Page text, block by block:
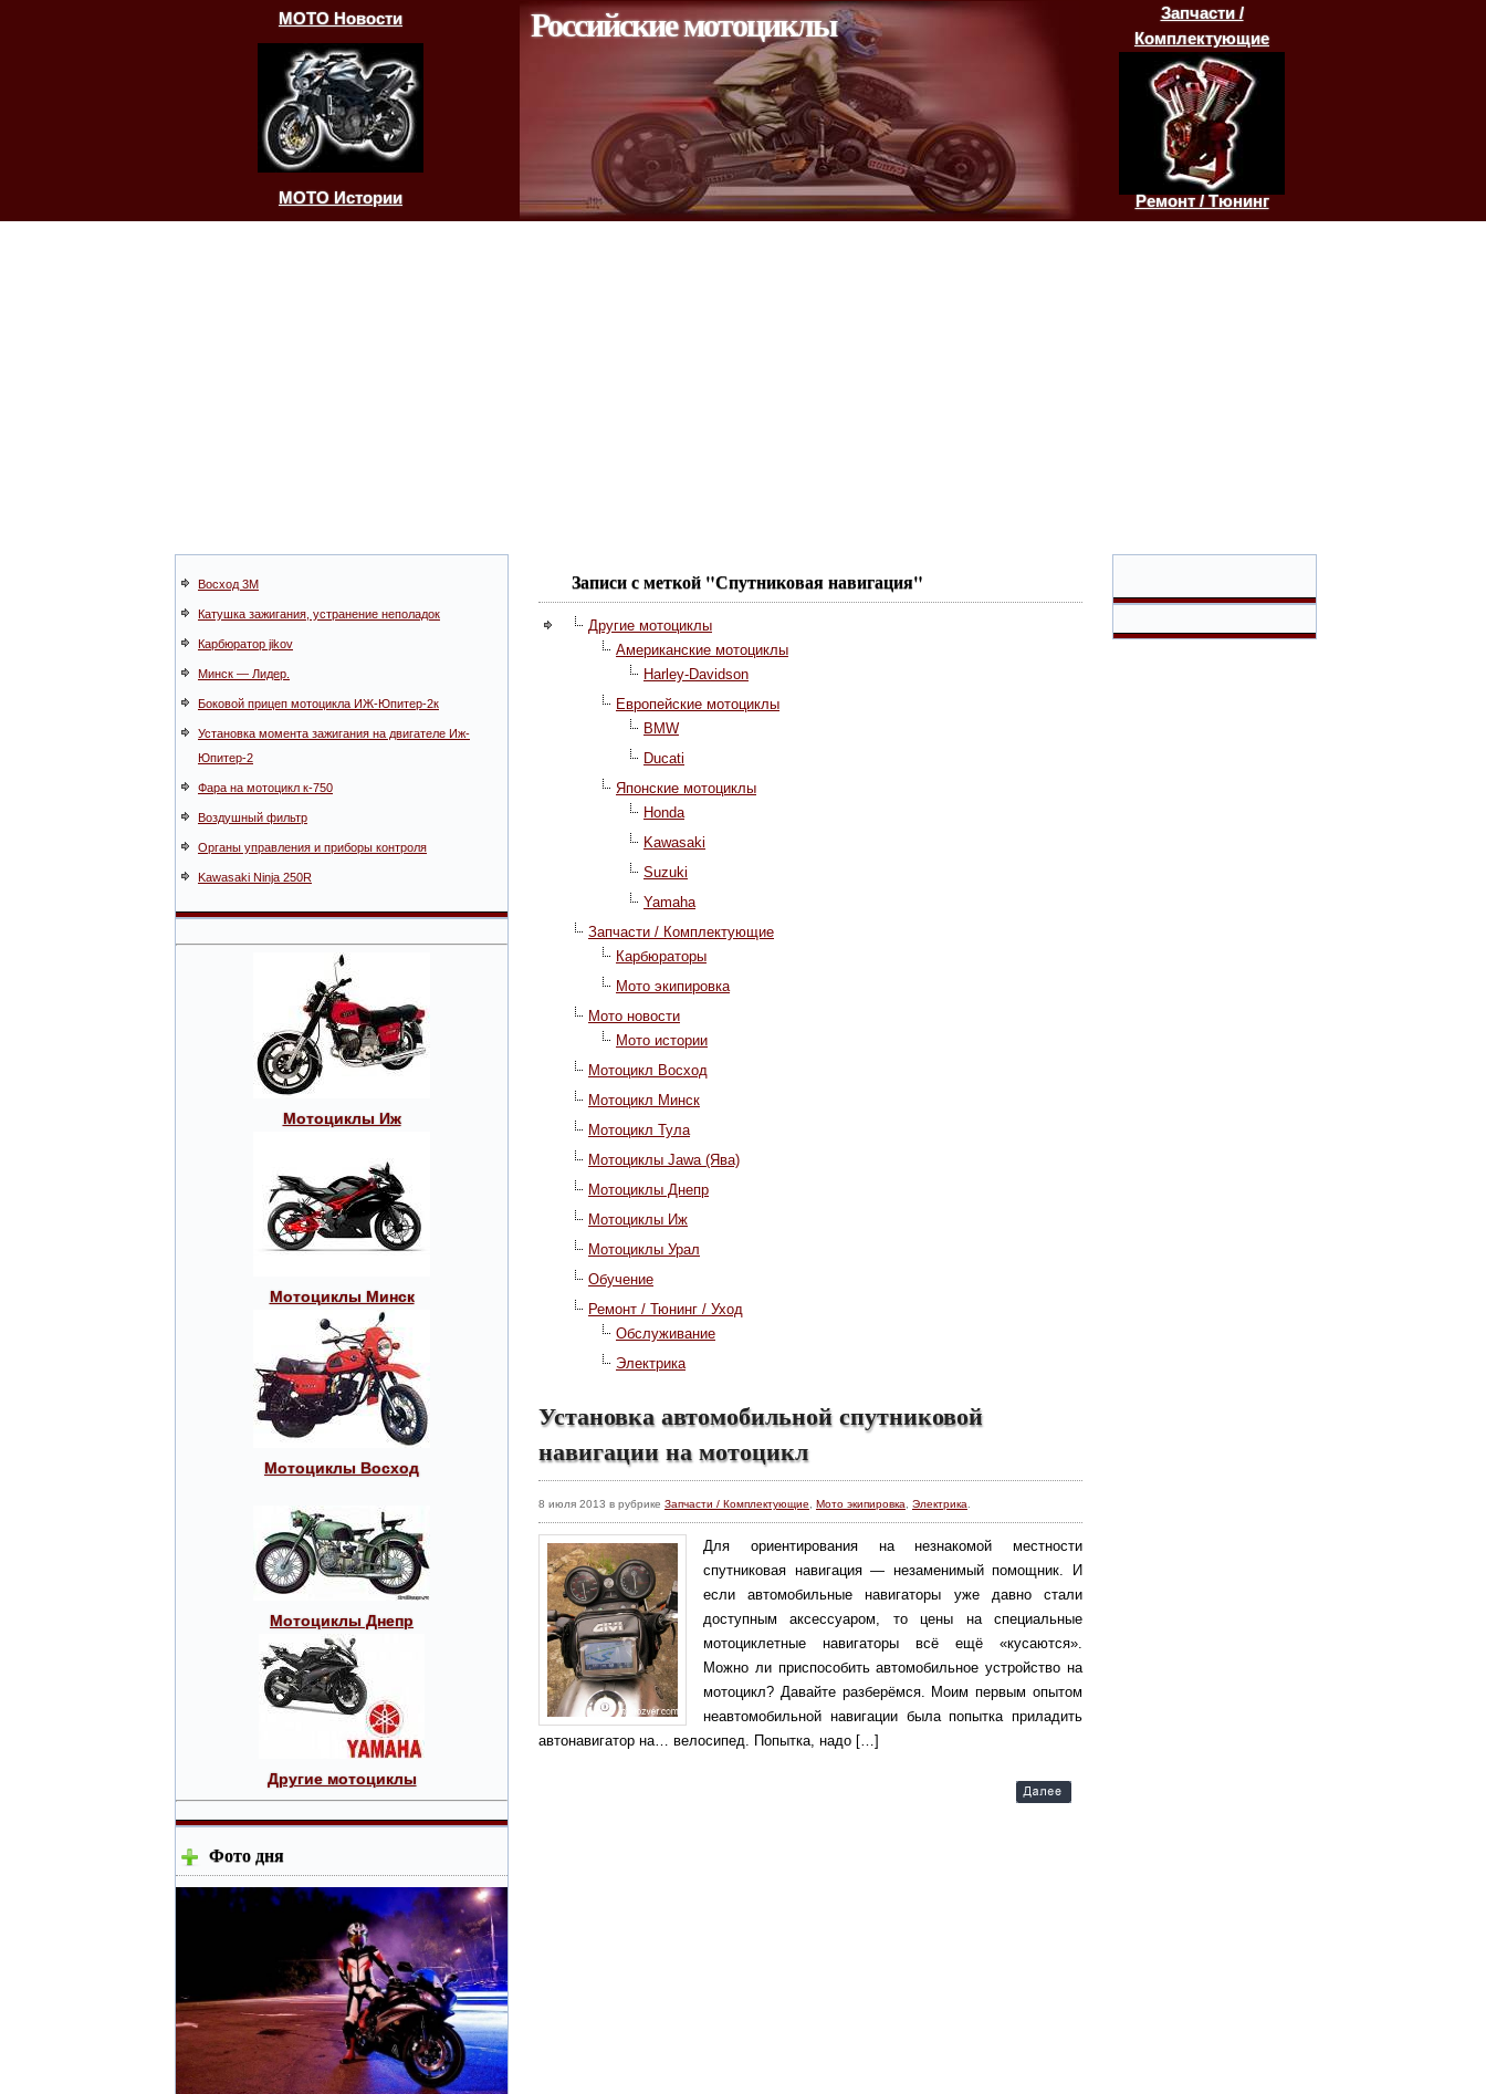
МОТО Новости
МОТО Истории
Российские мотоциклы
Запчасти /
Комплектующие
Ремонт / Тюнинг
Восход 3М
Катушка зажигания, устранение неполадок
Карбюратор jikov
Минск — Лидер.
Боковой прицеп мотоцикла ИЖ-Юпитер-2к
Установка момента зажигания на двигателе Иж-
Юпитер-2
Фара на мотоцикл к-750
Воздушный фильтр
Органы управления и приборы контроля
Kawasaki Ninja 250R
Мотоциклы Иж
Мотоциклы Минск
Мотоциклы Восход
Мотоциклы Днепр
Другие мотоциклы
Фото дня
Записи с меткой "Спутниковая навигация"
Другие мотоциклы
Американские мотоциклы
Harley-Davidson
Европейские мотоциклы
BMW
Ducati
Японские мотоциклы
Honda
Kawasaki
Suzuki
Yamaha
Запчасти / Комплектующие
Карбюраторы
Мото экипировка
Мото новости
Мото истории
Мотоцикл Восход
Мотоцикл Минск
Мотоцикл Тула
Мотоциклы Jawa (Ява)
Мотоциклы Днепр
Мотоциклы Иж
Мотоциклы Урал
Обучение
Ремонт / Тюнинг / Уход
Обслуживание
Электрика
Установка автомобильной спутниковой
навигации на мотоцикл
8 июля 2013 в рубрике Запчасти / Комплектующие Мото экипировка Электрика
Для ориентирования на незнакомой местности
спутниковая навигация — незаменимый помощник. И
если автомобильные навигаторы уже давно стали
доступным аксессуаром, то цены на специальные
мотоциклетные навигаторы всё ещё «кусаются».
Можно ли приспособить автомобильное устройство на
мотоцикл? Давайте разберёмся. Моим первым опытом
неавтомобильной навигации была попытка приладить
автонавигатор на… велосипед. Попытка, надо […]